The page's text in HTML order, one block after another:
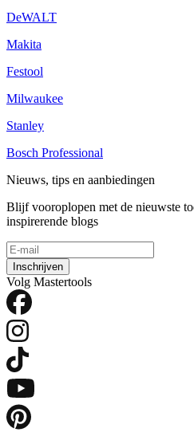
DeWALT
Makita
Festool
Milwaukee
Stanley
Bosch Professional
Nieuws, tips en aanbiedingen
Blijf vooroplopen met de nieuwste
inspirerende blogs
Inschrijven
Volg Mastertools